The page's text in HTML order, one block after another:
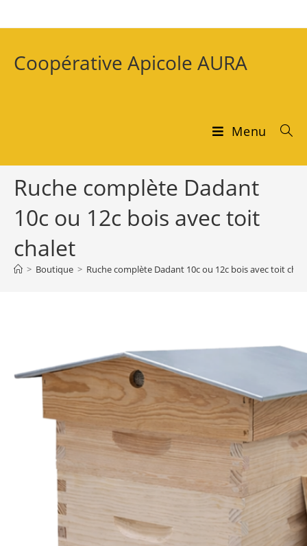
Coopérative Apicole AURA
Menu
Ruche complète Dadant
10c ou 12c bois avec toit
chalet
> Boutique > Ruche complète Dadant 10c ou 12c bois avec toit